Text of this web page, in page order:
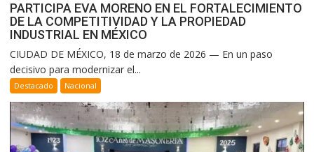
PARTICIPA EVA MORENO EN EL FORTALECIMIENTO
DE LA COMPETITIVIDAD Y LA PROPIEDAD
INDUSTRIAL EN MÉXICO
CIUDAD DE MÉXICO, 18 de marzo de 2026 — En un paso
decisivo para modernizar el...
Destacado Nacional